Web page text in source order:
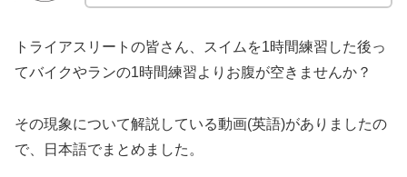
トライアスリートの皆さん、スイムを1時間練習した後っ
てバイクやランの1時間練習よりお腹が空きませんか？
その現象について解説している動画(英語)がありましたの
で、日本語でまとめました。